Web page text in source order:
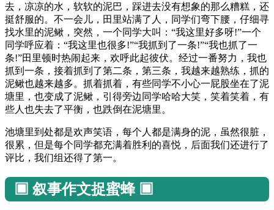
去，凉凉的水，软软的泥巴，踩进去没有想象的那么糟糕，还
挺舒服的。不一会儿，田里站满了人，同学们弯下腰，仔细寻
找水里的泥鳅，突然，一个同学大叫：“我这里好多呀!”一个
同学呼应着：“我这里也很多!”“我抓到了一条!”“我也抓了一
条!”田里顿时热闹起来，欢呼此起彼伏。经过一番努力，我也
抓到一条，接着抓到了第二条，第三条，我越来越熟练，抓的
泥鳅也越来越多。抓着抓着，有些同学不小心一屁股坐在了泥
塘里，也变成了泥鳅，引得旁边同学哈哈大笑，笑着笑着，有
些人也失去了平衡，也跌倒在泥塘里。
池塘里到处都是欢声笑语，每个人都是满身的泥，虽然很脏，
很累，但是每个同学都充满着胜利的喜悦，后面我们还进行了
评比，我们组还得了第一。
▣ 叙事作文捉蜜蜂 ▣